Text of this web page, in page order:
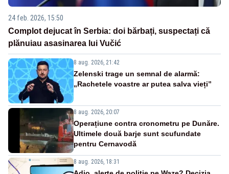
24 feb. 2026, 15:50
Complot dejucat în Serbia: doi bărbați, suspectați că
plănuiau asasinarea lui Vučić
8 aug. 2026, 21:42
Zelenski trage un semnal de alarmă:
„Rachetele voastre ar putea salva vieți”
8 aug. 2026, 20:07
Operațiune contra cronometru pe Dunăre.
Ultimele două barje sunt scufundate
pentru Cernavodă
8 aug. 2026, 18:31